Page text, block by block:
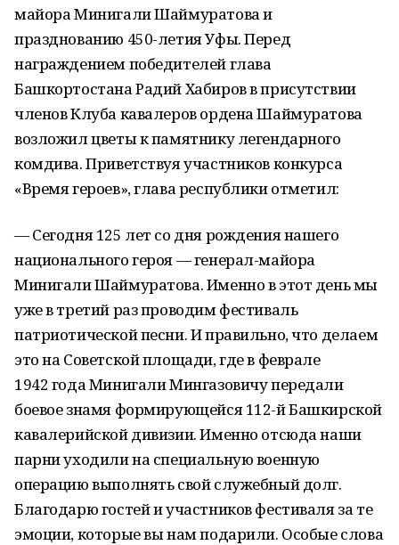
майора Минигали Шаймуратова и
празднованию 450-летия Уфы. Перед
награждением победителей глава
Башкортостана Радий Хабиров в присутствии
членов Клуба кавалеров ордена Шаймуратова
возложил цветы к памятнику легендарного
комдива. Приветствуя участников конкурса
«Время героев», глава республики отметил:
— Сегодня 125 лет со дня рождения нашего
национального героя — генерал-майора
Минигали Шаймуратова. Именно в этот день мы
уже в третий раз проводим фестиваль
патриотической песни. И правильно, что делаем
это на Советской площади, где в феврале
1942 года Минигали Мингазовичу передали
боевое знамя формирующейся 112-й Башкирской
кавалерийской дивизии. Именно отсюда наши
парни уходили на специальную военную
операцию выполнять свой служебный долг.
Благодарю гостей и участников фестиваля за те
эмоции, которые вы нам подарили. Особые слова